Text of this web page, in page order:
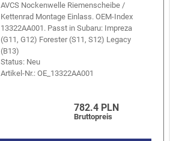
AVCS Nockenwelle Riemenscheibe /
Kettenrad Montage Einlass. OEM-Index
13322AA001. Passt in Subaru: Impreza
(G11, G12) Forester (S11, S12) Legacy
(B13)
Status: Neu
Artikel-Nr.:OE_13322AA001
782.4 PLN
Bruttopreis